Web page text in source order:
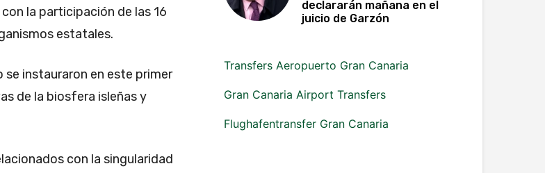
la participación de las 16
estatales.
se instauraron en este primer
de la biosfera isleñas y
con la singularidad
declararán mañana en el
juicio de Garzón
Transfers Aeropuerto Gran Canaria
Gran Canaria Airport Transfers
Flughafentransfer Gran Canaria